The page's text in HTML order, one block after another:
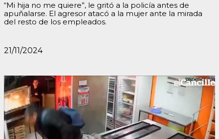
“Mi hija no me quiere”, le gritó a la policía antes de
apuñalarse. El agresor atacó a la mujer ante la mirada
del resto de los empleados.
21/11/2024